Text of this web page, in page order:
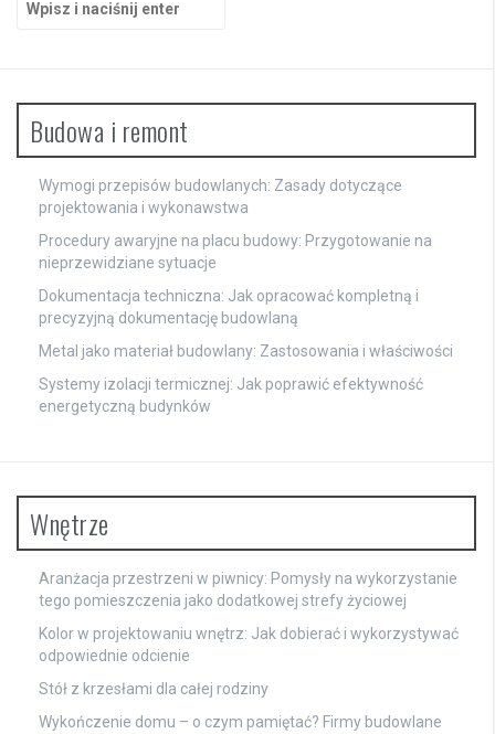
Budowa i remont
Wymogi przepisów budowlanych: Zasady dotyczące
projektowania i wykonawstwa
Procedury awaryjne na placu budowy: Przygotowanie na
nieprzewidziane sytuacje
Dokumentacja techniczna: Jak opracować kompletną i
precyzyjną dokumentację budowlaną
Metal jako materiał budowlany: Zastosowania i właściwości
Systemy izolacji termicznej: Jak poprawić efektywność
energetyczną budynków
Wnętrze
Aranżacja przestrzeni w piwnicy: Pomysły na wykorzystanie
tego pomieszczenia jako dodatkowej strefy życiowej
Kolor w projektowaniu wnętrz: Jak dobierać i wykorzystywać
odpowiednie odcienie
Stół z krzesłami dla całej rodziny
Wykończenie domu – o czym pamiętać? Firmy budowlane